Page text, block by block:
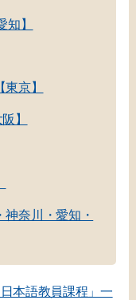
】
京】
】
奈川・愛知・
本語教員課程」一